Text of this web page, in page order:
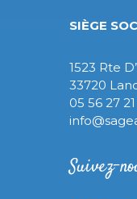
SIÈGE
1523 Rte
33720
05 56 27
Suivez-